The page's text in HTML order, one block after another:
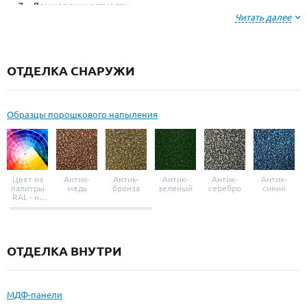
Лонжерон жесткости
Читать далее
ОТДЕЛКА СНАРУЖИ
Образцы порошкового напыления
Цвет из
палитры
RAL - на
выбор
Антик-
медь
Антик-
бронза
Антик-
зеленый
Антик-
серебро
Антик-
синий
ОТДЕЛКА ВНУТРИ
МДФ-панели